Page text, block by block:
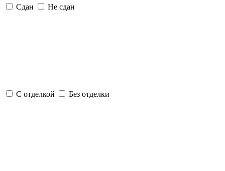
Сдан Не сдан
С отделкой Без отделки